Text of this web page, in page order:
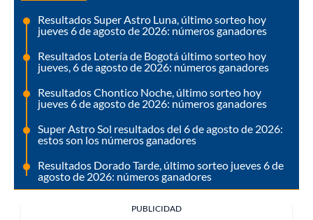
Resultados Super Astro Luna, último sorteo hoy
jueves 6 de agosto de 2026: números ganadores
Resultados Lotería de Bogotá último sorteo hoy
jueves, 6 de agosto de 2026: números ganadores
Resultados Chontico Noche, último sorteo hoy
jueves 6 de agosto de 2026: números ganadores
Super Astro Sol resultados del 6 de agosto de 2026:
estos son los números ganadores
Resultados Dorado Tarde, último sorteo jueves 6 de
agosto de 2026: números ganadores
PUBLICIDAD